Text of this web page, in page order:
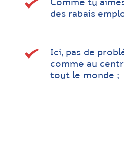
Comme tu
des rabais
Ici, pas de
comme au
tout le monde ;